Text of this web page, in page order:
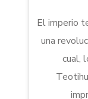
El imperio
una
cual,